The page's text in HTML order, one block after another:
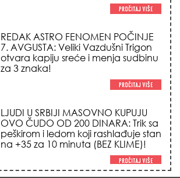
REDAK ASTRO FENOMEN POČINJE
7. AVGUSTA: Veliki Vazdušni Trigon
otvara kapiju sreće i menja sudbinu
za 3 znaka!
LJUDI U SRBIJI MASOVNO KUPUJU
OVO ČUDO OD 200 DINARA: Trik sa
peškirom i ledom koji rashlađuje stan
na +35 za 10 minuta (BEZ KLIME)!